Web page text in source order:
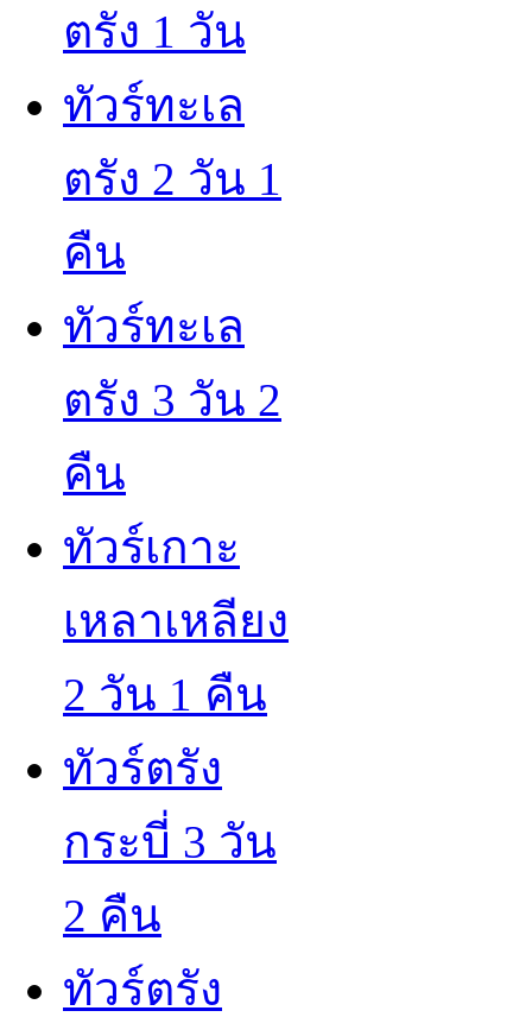
ตรัง 1 วัน
ทัวร์ทะเล
ตรัง 2 วัน 1
คืน
ทัวร์ทะเล
ตรัง 3 วัน 2
คืน
ทัวร์เกาะ
เหลาเหลียง
2 วัน 1 คืน
ทัวร์ตรัง
กระบี่ 3 วัน
2 คืน
ทัวร์ตรัง